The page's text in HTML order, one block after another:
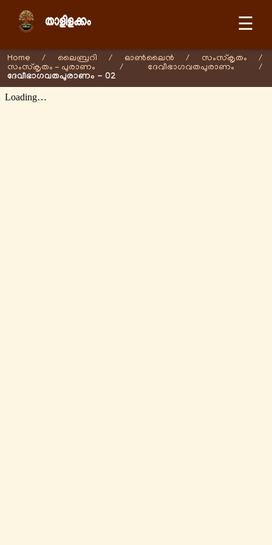
☰
Home / ലൈബ്രറി / ഓണ്‍ലൈന്‍ / സംസ്കൃതം
/
സംസ്കൃതം - പുരാണം
/ ദേവീഭാഗവതപുരാണം /
ദേവീഭാഗവതപുരാണം - 02